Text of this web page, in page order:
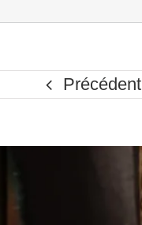
Précédent